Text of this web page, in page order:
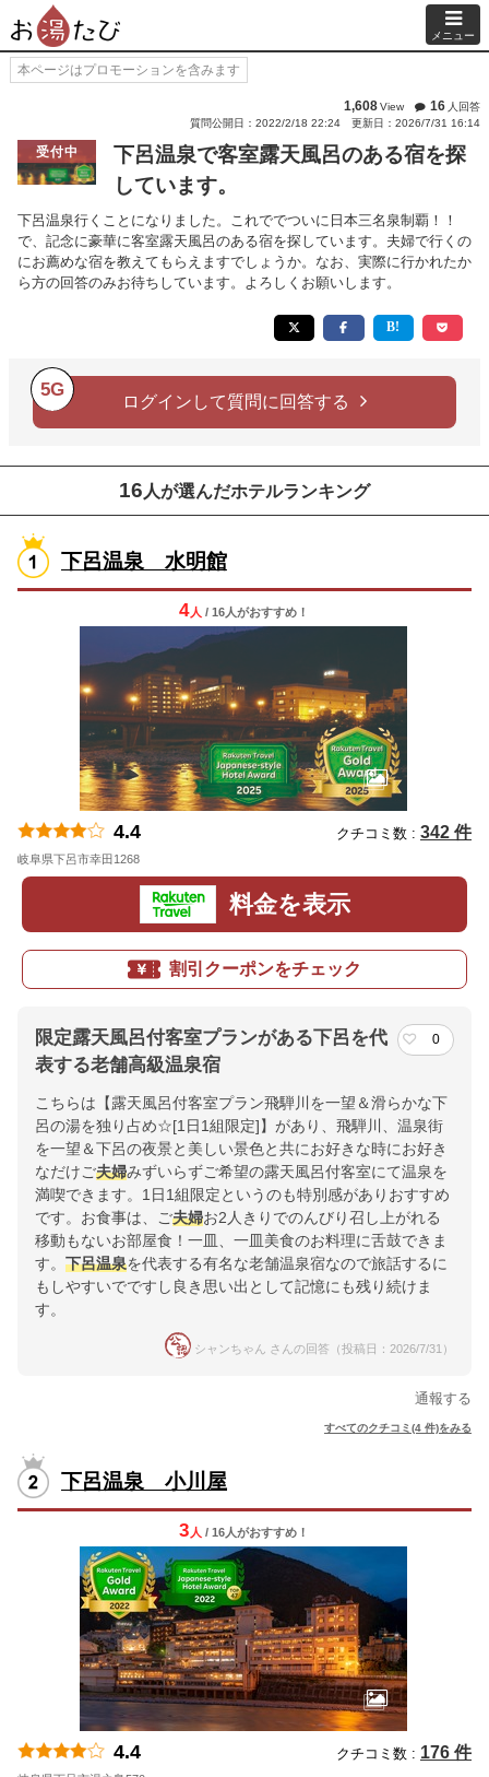
メニュー
本ページはプロモーションを含みます
1,608View 16 人回答
質問公開日：2022/2/18 22:24
更新日：2026/7/31 16:14
受付中
下呂温泉で客室露天風呂のある宿を探
しています。
下呂温泉行くことになりました。これででついに日本三名泉制覇！！
で、記念に豪華に客室露天風呂のある宿を探しています。夫婦で行くの
にお薦めな宿を教えてもらえますでしょうか。なお、実際に行かれたか
ら方の回答のみお待ちしています。よろしくお願いします。
5G
ログインして質問に回答する
16 人が選んだホテルランキング
下呂温泉 水明館
4人 / 16人がおすすめ！
4.4 クチコミ数 : 342 件
岐阜県下呂市幸田1268
料金を表示
割引クーポンをチェック
限定露天風呂付客室プランがある下呂を代
表する老舗高級温泉宿
0
こちらは【露天風呂付客室プラン飛騨川を一望＆滑らかな下
呂の湯を独り占め☆[1日1組限定]】があり、飛騨川、温泉街
を一望＆下呂の夜景と美しい景色と共にお好きな時にお好き
なだけご夫婦みずいらずご希望の露天風呂付客室にて温泉を
満喫できます。1日1組限定というのも特別感がありおすすめ
です。お食事は、ご夫婦お2人きりでのんびり召し上がれる
移動もないお部屋食！一皿、一皿美食のお料理に舌鼓できま
す。 下呂温泉を代表する有名な老舗温泉宿なので旅話するに
もしやすいでですし良き思い出として記憶にも残り続けま
す。
シャンちゃん さんの回答（投稿日：2026/7/31）
通報する
すべてのクチコミ(4 件)をみる
下呂温泉 小川屋
3 人 / 16人がおすすめ！
4.4 クチコミ数 : 176 件